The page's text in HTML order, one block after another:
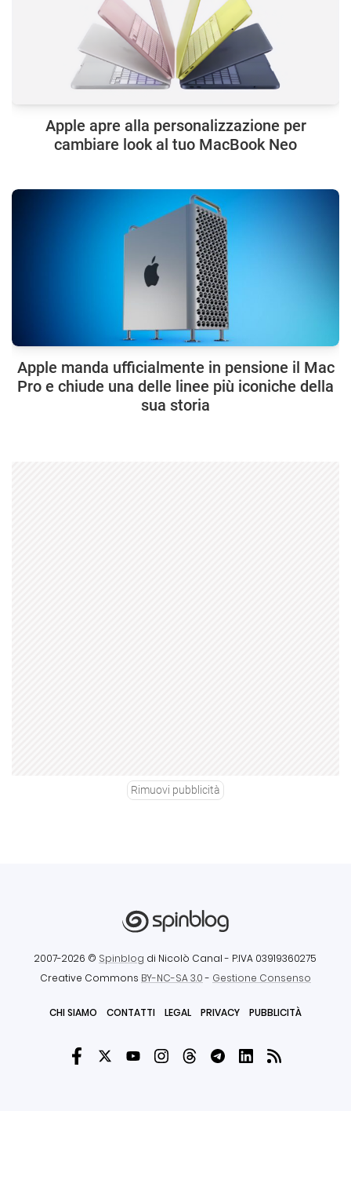
Apple apre alla personalizzazione per
cambiare look al tuo MacBook Neo
Apple manda ufficialmente in pensione il Mac
Pro e chiude una delle linee più iconiche della
sua storia
Rimuovi pubblicità
2007-2026 © Spinblog di Nicolò Canal - P.IVA 03919360275
Creative Commons BY-NC-SA 3.0- Gestione Consenso
CHI SIAMO CONTATTI LEGAL PRIVACY PUBBLICITÀ